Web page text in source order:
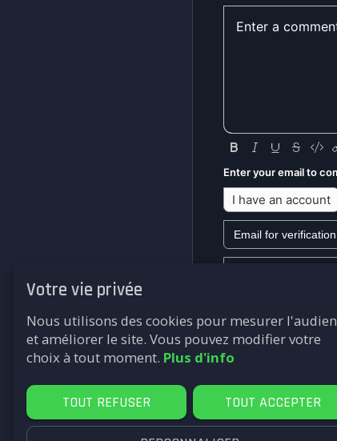
Votre vie privée
Nous utilisons des cookies pour mesurer
et améliorer le site. Vous pouvez modifier votre
choix à tout moment. Plus d'info
TOUT REFUSER TOUT ACCEPTER
Enter your email to
I have an account
We won't send you
Submit